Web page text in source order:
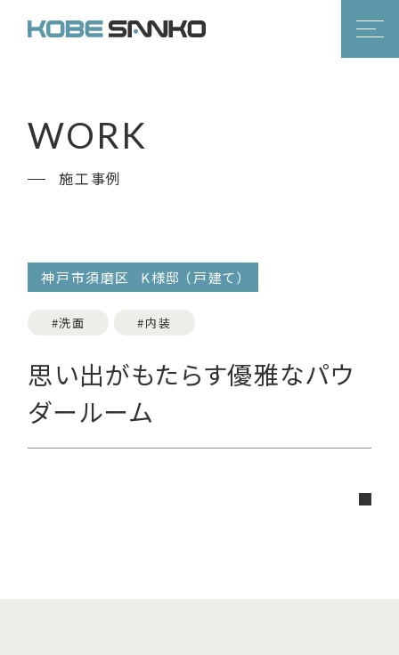
WORK
施工事例
神戸市須磨区 K様邸 （戸建て）
#洗面 #内装
思い出がもたらす優雅なパウ
ダールーム